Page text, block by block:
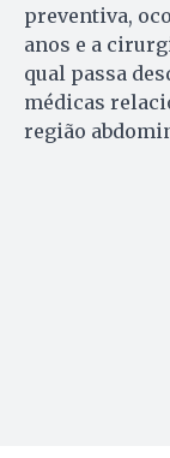
preventiva,
anos e a
qual passa
médicas
região